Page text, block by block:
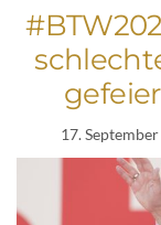
17.